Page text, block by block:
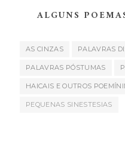
ALGUNS
AS CINZAS PALAVRAS
PALAVRAS PÓSTUMAS
HAICAIS E OUTROS
PEQUENAS SINESTESIAS